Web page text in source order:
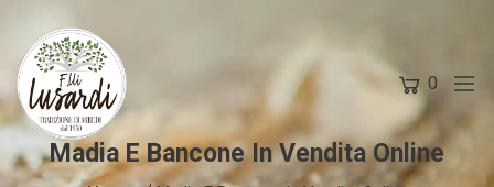
0
Madia E Bancone In Vendita Online